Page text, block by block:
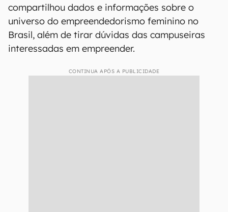
compartilhou dados e informações sobre o
universo do empreendedorismo feminino no
Brasil, além de tirar dúvidas das campuseiras
interessadas em empreender.
CONTINUA APÓS A PUBLICIDADE